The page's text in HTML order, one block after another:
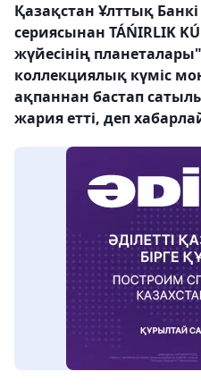
Қазақстан Ұлттық
сериясынан TÁŃIRLIK
жүйесінің
коллекциялық күміс
ақпаннан бастап
жария етті, деп